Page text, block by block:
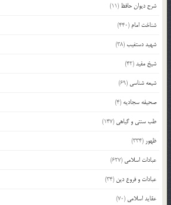
شرح دیوان حافظ (11)
شناخت امام (440)
شهید دستغیب(38)
شیخ مفید(42)
شیعه شناسی (69)
صحیفه سجادیه (4)
طب سنتی و گیاهی (147)
ظهور (334)
عبادات اسلامی (627)
عبادات و فروع دین (34)
عقاید اسلامی (70)